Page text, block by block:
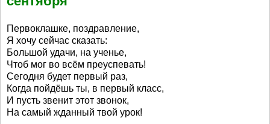
Первоклашке, поздравление,
Я хочу сейчас сказать:
Большой удачи, на ученье,
Чтоб мог во всём преуспевать!
Сегодня будет первый раз,
Когда пойдёшь ты, в первый класс,
И пусть звенит этот звонок,
На самый жданный твой урок!